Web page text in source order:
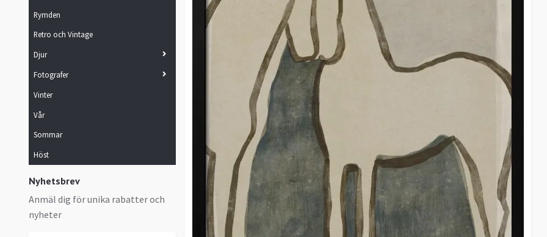
Rymden
Retro och Vintage
Djur
Fotografer
Vinter
Vår
Sommar
Höst
Nyhetsbrev
Anmäl dig för unika rabatter och
nyheter